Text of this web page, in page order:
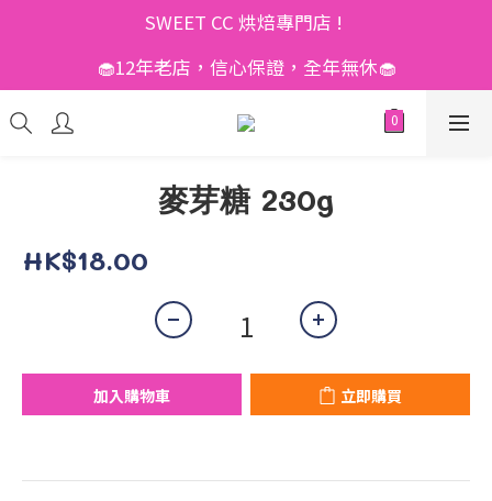
SWEET CC 烘焙專門店 !
🧁12年老店，信心保證，全年無休🧁
麥芽糖 230g
HK$18.00
加入購物車 立即購買